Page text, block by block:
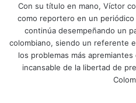
Con su título en mano, Víctor
como reportero en un
continúa desempeñando un
colombiano, siendo un referente
los problemas más
incansable de la libertad de